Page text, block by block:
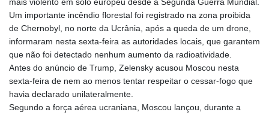
LYD 7.331909
MAD 10.743067
MDL 20.044751
MGA
4918.938878
MKD 61.524236
MMK
MNT 4159.0218
Um importante incêndio florestal foi registrado na zona proibida
de Chernobyl, no norte da Ucrânia, após a queda de um drone,
informaram nesta sexta-feira as autoridades locais, que garantem
que não foi detectado nenhum aumento da radioatividade.
Antes do anúncio de Trump, Zelensky acusou Moscou nesta
sexta-feira de nem ao menos tentar respeitar o cessar-fogo que
havia declarado unilateralmente.
Segundo a força aérea ucraniana, Moscou lançou, durante a